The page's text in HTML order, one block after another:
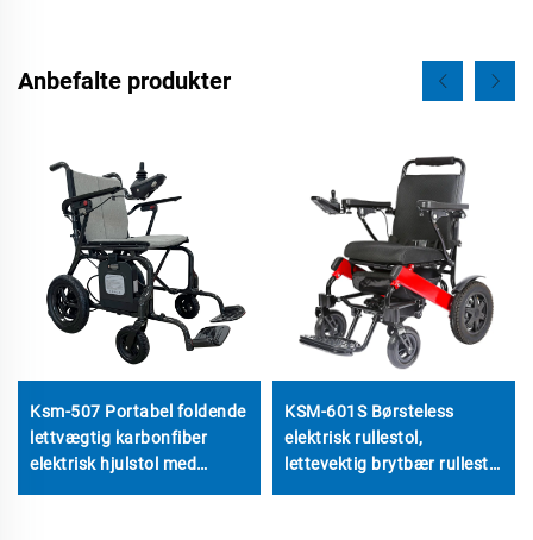
Anbefalte produkter
Ksm-507 Portabel foldende
lettvægtig karbonfiber
elektrisk hjulstol med
KSM-601S Børsteless
elektrisk rullestol,
lettevektig brytbær rullestol